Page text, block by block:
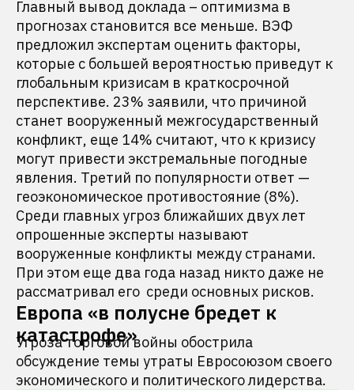
Главный вывод доклада – оптимизма в
прогнозах становится все меньше. ВЭФ
предложил экспертам оценить факторы,
которые с большей вероятностью приведут к
глобальным кризисам в краткосрочной
перспективе. 23% заявили, что причиной
станет вооруженный межгосударственный
конфликт, еще 14% считают, что к кризису
могут привести экстремальные погодные
явления. Третий по популярности ответ —
геоэкономическое противостояние (8%).
Среди главных угроз ближайших двух лет
опрошенные эксперты называют
вооруженные конфликты между странами.
При этом еще два года назад никто даже не
рассматривал его среди основных рисков.
Европа «в полусне бредет к
катастрофе»
Угроза торговой войны обострила
обсуждение темы утраты Евросоюзом своего
экономического и политического лидерства.